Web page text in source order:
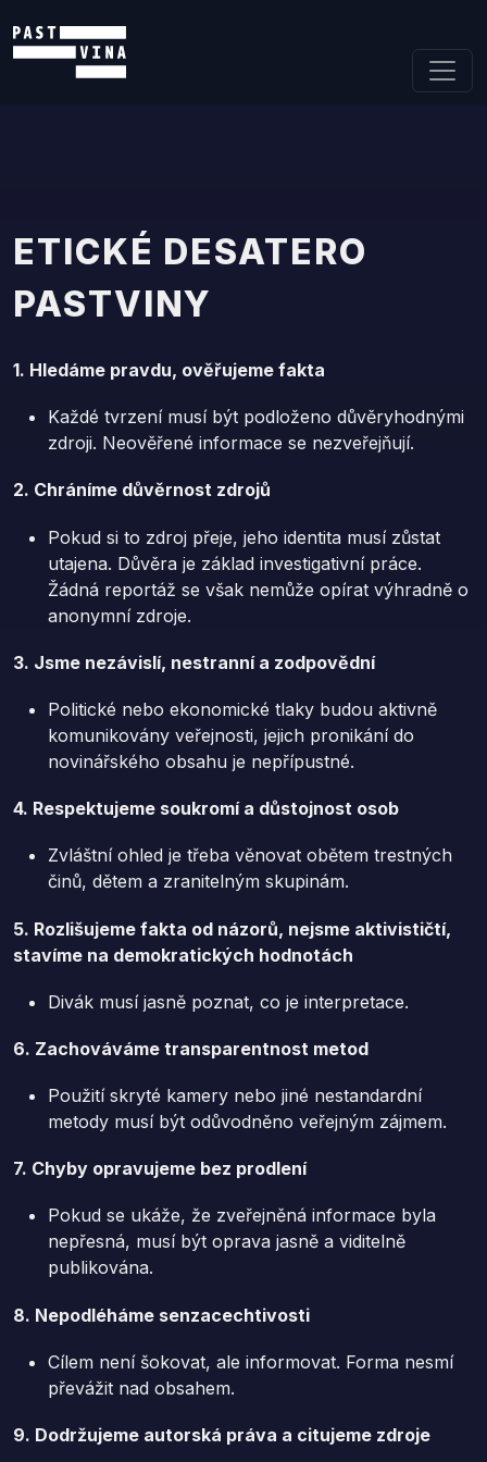
ETICKÉ DESATERO
PASTVINY
1. Hledáme pravdu, ověřujeme fakta
Každé tvrzení musí být podloženo důvěryhodnými
zdroji. Neověřené informace se nezveřejňují.
2. Chráníme důvěrnost zdrojů
Pokud si to zdroj přeje, jeho identita musí zůstat
utajena. Důvěra je základ investigativní práce.
Žádná reportáž se však nemůže opírat výhradně o
anonymní zdroje.
3. Jsme nezávislí, nestranní a zodpovědní
Politické nebo ekonomické tlaky budou aktivně
komunikovány veřejnosti, jejich pronikání do
novinářského obsahu je nepřípustné.
4. Respektujeme soukromí a důstojnost osob
Zvláštní ohled je třeba věnovat obětem trestných
činů, dětem a zranitelným skupinám.
5. Rozlišujeme fakta od názorů, nejsme aktivističtí,
stavíme na demokratických hodnotách
Divák musí jasně poznat, co je interpretace.
6. Zachováváme transparentnost metod
Použití skryté kamery nebo jiné nestandardní
metody musí být odůvodněno veřejným zájmem.
7. Chyby opravujeme bez prodlení
Pokud se ukáže, že zveřejněná informace byla
nepřesná, musí být oprava jasně a viditelně
publikována.
8. Nepodléháme senzacechtivosti
Cílem není šokovat, ale informovat. Forma nesmí
převážit nad obsahem.
9. Dodržujeme autorská práva a citujeme zdroje